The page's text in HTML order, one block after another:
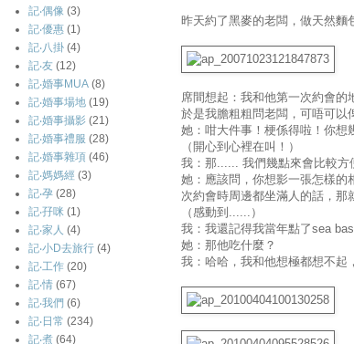
昨天約了黑麥的老闆，做天然麵
席間想起：我和他第一次約會的
於是我膽粗粗問老闆，可唔可以
她：咁大件事！梗係得啦！你想
（開心到心裡在叫！）
我：那...... 我們幾點來會比較方
她：應該問，你想影一張怎樣的
次約會時周邊都坐滿人的話，那
（感動到......）
我：我還記得我當年點了sea
她：那他吃什麼？
我：哈哈，我和他想極都想不起
記‧偶像 (3)
記‧優惠 (1)
記‧八掛 (4)
記‧友 (12)
記‧婚事MUA (8)
記‧婚事場地 (19)
記‧婚事攝影 (21)
記‧婚事禮服 (28)
記‧婚事雜項 (46)
記‧媽媽經 (3)
記‧孕 (28)
記‧孖咪 (1)
記‧家人 (4)
記‧小D去旅行 (4)
記‧工作 (20)
記‧情 (67)
記‧我們 (6)
記‧日常 (234)
記‧煮 (64)